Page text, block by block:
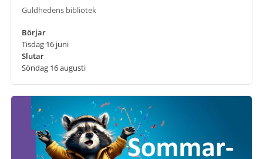
Guldhedens bibliotek
Börjar
Tisdag 16 juni
Slutar
Söndag 16 augusti